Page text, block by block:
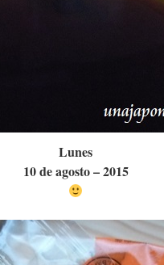
Lunes
10 de agosto – 2015